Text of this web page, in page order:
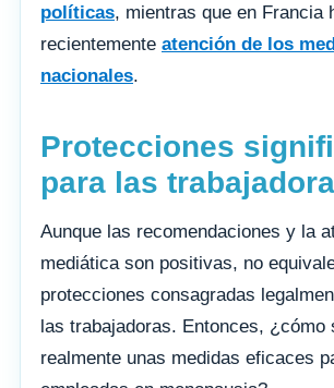
políticas, mientras que en Francia
recientemente atención de los
nacionales.
Protecciones
para las
Aunque las recomendaciones y la
mediática son positivas, no
protecciones consagradas
las trabajadoras. Entonces, ¿cómo
realmente unas medidas eficaces